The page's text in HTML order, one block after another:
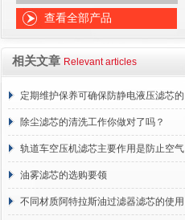
查看全部产品
相关文章 Relevant articles
定期维护保养可确保防静电液压滤芯的
正常工作
除尘滤芯的清洗工作你做对了吗？
轨道车空压机滤芯主要作用是防止空气
中的杂质和油脂浓度升高
油雾滤芯的选购要领
不同材质阿特拉斯油过滤器滤芯的使用